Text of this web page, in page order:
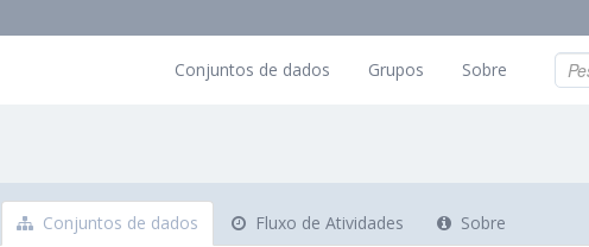
Conjuntos de dados Grupos Sobre
Conjuntos de dados Fluxo de Atividades Sobre